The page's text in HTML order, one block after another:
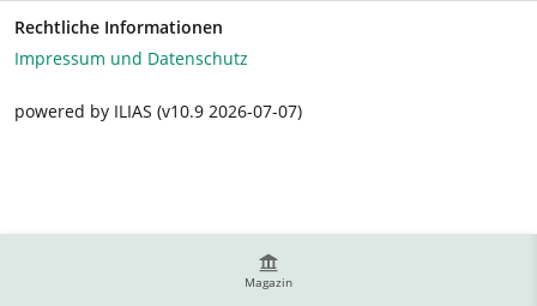
Magazin
Rechtliche Informationen
Impressum und Datenschutz
powered by ILIAS (v10.9 2026-07-07)